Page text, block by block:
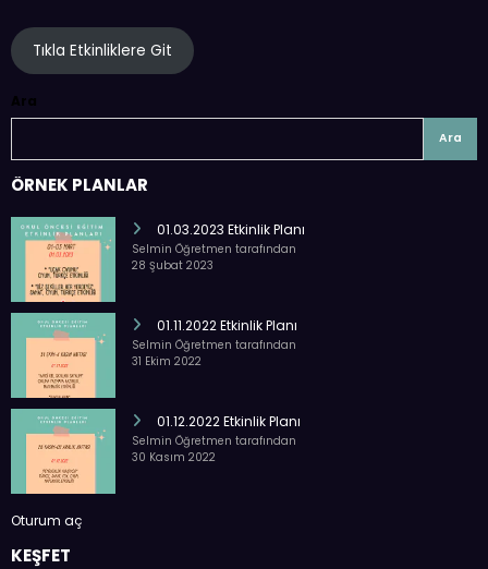
Tıkla Etkinliklere Git
Ara
Ara
ÖRNEK PLANLAR
01.03.2023 Etkinlik Planı
Selmin Öğretmen tarafından
28 Şubat 2023
01.11.2022 Etkinlik Planı
Selmin Öğretmen tarafından
31 Ekim 2022
01.12.2022 Etkinlik Planı
Selmin Öğretmen tarafından
30 Kasım 2022
Oturum aç
KEŞFET